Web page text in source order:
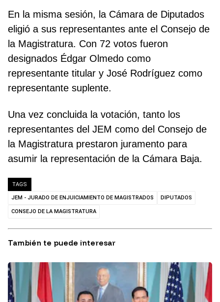
En la misma sesión, la Cámara de Diputados
eligió a sus representantes ante el Consejo de
la Magistratura. Con 72 votos fueron
designados Édgar Olmedo como
representante titular y José Rodríguez como
representante suplente.
Una vez concluida la votación, tanto los
representantes del JEM como del Consejo de
la Magistratura prestaron juramento para
asumir la representación de la Cámara Baja.
TAGS
JEM - JURADO DE ENJUICIAMIENTO DE MAGISTRADOS DIPUTADOS
CONSEJO DE LA MAGISTRATURA
También te puede interesar